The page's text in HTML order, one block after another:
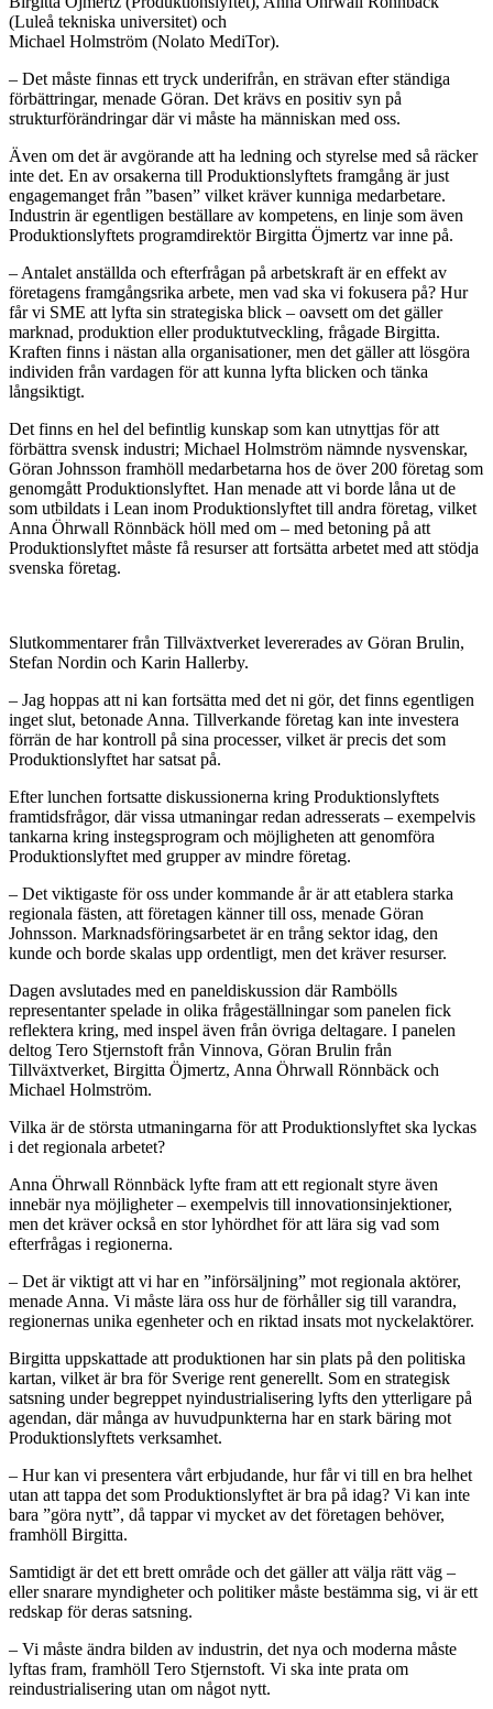
(Luleå tekniska universitet) och
Michael Holmström (Nolato MediTor).
– Det måste finnas ett tryck underifrån, en strävan efter ständiga
förbättringar, menade Göran. Det krävs en positiv syn på
strukturförändringar där vi måste ha människan med oss.
Även om det är avgörande att ha ledning och styrelse med så räcker
inte det. En av orsakerna till Produktionslyftets framgång är just
engagemanget från ”basen” vilket kräver kunniga medarbetare.
Industrin är egentligen beställare av kompetens, en linje som även
Produktionslyftets programdirektör Birgitta Öjmertz var inne på.
– Antalet anställda och efterfrågan på arbetskraft är en effekt av
företagens framgångsrika arbete, men vad ska vi fokusera på? Hur
får vi SME att lyfta sin strategiska blick – oavsett om det gäller
marknad, produktion eller produktutveckling, frågade Birgitta.
Kraften finns i nästan alla organisationer, men det gäller att lösgöra
individen från vardagen för att kunna lyfta blicken och tänka
långsiktigt.
Det finns en hel del befintlig kunskap som kan utnyttjas för att
förbättra svensk industri; Michael Holmström nämnde nysvenskar,
Göran Johnsson framhöll medarbetarna hos de över 200 företag som
genomgått Produktionslyftet. Han menade att vi borde låna ut de
som utbildats i Lean inom Produktionslyftet till andra företag, vilket
Anna Öhrwall Rönnbäck höll med om – med betoning på att
Produktionslyftet måste få resurser att fortsätta arbetet med att stödja
svenska företag.
Slutkommentarer från Tillväxtverket levererades av Göran Brulin,
Stefan Nordin och Karin Hallerby.
– Jag hoppas att ni kan fortsätta med det ni gör, det finns egentligen
inget slut, betonade Anna. Tillverkande företag kan inte investera
förrän de har kontroll på sina processer, vilket är precis det som
Produktionslyftet har satsat på.
Efter lunchen fortsatte diskussionerna kring Produktionslyftets
framtidsfrågor, där vissa utmaningar redan adresserats – exempelvis
tankarna kring instegsprogram och möjligheten att genomföra
Produktionslyftet med grupper av mindre företag.
– Det viktigaste för oss under kommande år är att etablera starka
regionala fästen, att företagen känner till oss, menade Göran
Johnsson. Marknadsföringsarbetet är en trång sektor idag, den
kunde och borde skalas upp ordentligt, men det kräver resurser.
Dagen avslutades med en paneldiskussion där Rambölls
representanter spelade in olika frågeställningar som panelen fick
reflektera kring, med inspel även från övriga deltagare. I panelen
deltog Tero Stjernstoft från Vinnova, Göran Brulin från
Tillväxtverket, Birgitta Öjmertz, Anna Öhrwall Rönnbäck och
Michael Holmström.
Vilka är de största utmaningarna för att Produktionslyftet ska lyckas
i det regionala arbetet?
Anna Öhrwall Rönnbäck lyfte fram att ett regionalt styre även
innebär nya möjligheter – exempelvis till innovationsinjektioner,
men det kräver också en stor lyhördhet för att lära sig vad som
efterfrågas i regionerna.
– Det är viktigt att vi har en ”införsäljning” mot regionala aktörer,
menade Anna. Vi måste lära oss hur de förhåller sig till varandra,
regionernas unika egenheter och en riktad insats mot nyckelaktörer.
Birgitta uppskattade att produktionen har sin plats på den politiska
kartan, vilket är bra för Sverige rent generellt. Som en strategisk
satsning under begreppet nyindustrialisering lyfts den ytterligare på
agendan, där många av huvudpunkterna har en stark bäring mot
Produktionslyftets verksamhet.
– Hur kan vi presentera vårt erbjudande, hur får vi till en bra helhet
utan att tappa det som Produktionslyftet är bra på idag? Vi kan inte
bara ”göra nytt”, då tappar vi mycket av det företagen behöver,
framhöll Birgitta.
Samtidigt är det ett brett område och det gäller att välja rätt väg –
eller snarare myndigheter och politiker måste bestämma sig, vi är ett
redskap för deras satsning.
– Vi måste ändra bilden av industrin, det nya och moderna måste
lyftas fram, framhöll Tero Stjernstoft. Vi ska inte prata om
reindustrialisering utan om något nytt.